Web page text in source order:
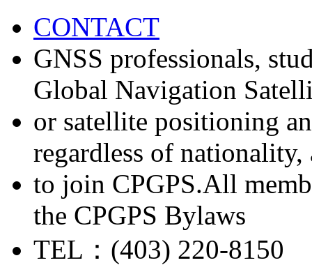
CONTACT
GNSS professionals,
Global Navigation
or satellite positioning
regardless of nationality,
to join CPGPS.All
the CPGPS Bylaws
TEL：(403) 220-8150